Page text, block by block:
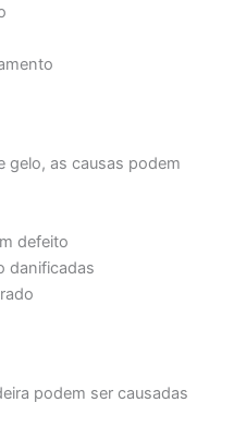
gelo, as causas podem
defeito
danificadas
podem ser causadas